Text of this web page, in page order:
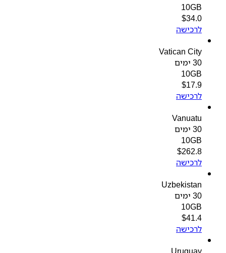
10GB
$34.0
לרכישה
Vatican City
10GB
$17.9
לרכישה
Vanuatu
10GB
$262.8
לרכישה
Uzbekistan
10GB
$41.4
לרכישה